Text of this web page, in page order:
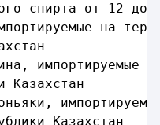
12 до 30
на
на